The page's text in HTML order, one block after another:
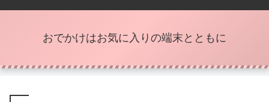
おでかけはお気に入りの端末とともに